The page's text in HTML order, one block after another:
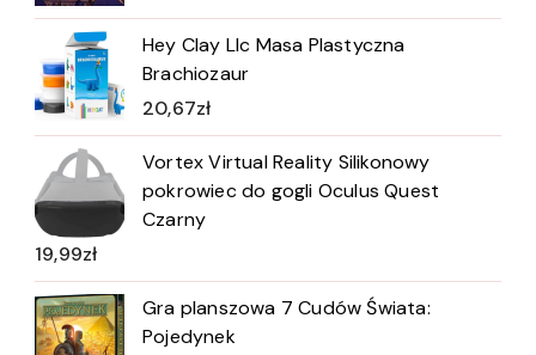
Hey Clay Llc Masa Plastyczna
Brachiozaur
20,67zł
Vortex Virtual Reality Silikonowy
pokrowiec do gogli Oculus Quest
Czarny
19,99zł
Gra planszowa 7 Cudów Świata:
Pojedynek